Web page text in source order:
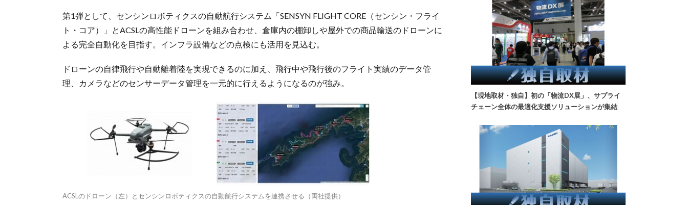
第1弾として、センシンロボティクスの自動航行システム「SENSYN FLIGHT CORE（センシン・フライ
ト・コア）」とACSLの高性能ドローンを組み合わせ、倉庫内の棚卸しや屋外での商品輸送のドローンに
よる完全自動化を目指す。インフラ設備などの点検にも活用を見込む。
ドローンの自律飛行や自動離着陸を実現できるのに加え、飛行中や飛行後のフライト実績のデータ管
理、カメラなどのセンサーデータ管理を一元的に行えるようになるのが強み。
ACSLのドローン（左）とセンシンロボティクスの自動航行システムを連携させる（両社提供）
【現地取材・独自】初の「物流DX展」、サプライ
チェーン全体の最適化支援ソリューションが集結